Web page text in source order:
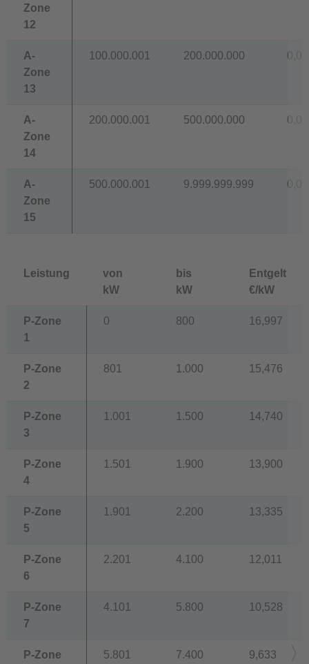
Zone
12
A-
Zone
13
100.000.001 200.000.000
A-
Zone
14
200.000.001 500.000.000
A-
Zone
15
500.000.001 9.999.999.999
Leistung
von
kW
bis
kW
Entgelt
€/kW
P-Zone
1
0 800 16,997
P-Zone
2
801 1.000 15,476
P-Zone
3
1.001 1.500 14,740
P-Zone
4
1.501 1.900 13,900
P-Zone
5
1.901 2.200 13,335
P-Zone
6
2.201 4.100 12,011
P-Zone
7
4.101 5.800 10,528
P-Zone
5.801 7.400 9,633